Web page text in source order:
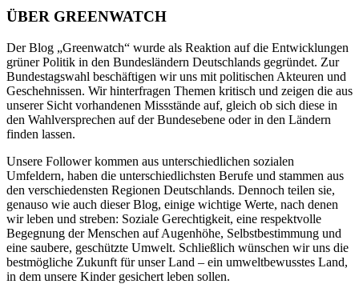
ÜBER GREENWATCH
Der Blog „Greenwatch“ wurde als Reaktion auf die Entwicklungen
grüner Politik in den Bundesländern Deutschlands gegründet. Zur
Bundestagswahl beschäftigen wir uns mit politischen Akteuren und
Geschehnissen. Wir hinterfragen Themen kritisch und zeigen die aus
unserer Sicht vorhandenen Missstände auf, gleich ob sich diese in
den Wahlversprechen auf der Bundesebene oder in den Ländern
finden lassen.
Unsere Follower kommen aus unterschiedlichen sozialen
Umfeldern, haben die unterschiedlichsten Berufe und stammen aus
den verschiedensten Regionen Deutschlands. Dennoch teilen sie,
genauso wie auch dieser Blog, einige wichtige Werte, nach denen
wir leben und streben: Soziale Gerechtigkeit, eine respektvolle
Begegnung der Menschen auf Augenhöhe, Selbstbestimmung und
eine saubere, geschützte Umwelt. Schließlich wünschen wir uns die
bestmögliche Zukunft für unser Land – ein umweltbewusstes Land,
in dem unsere Kinder gesichert leben sollen.